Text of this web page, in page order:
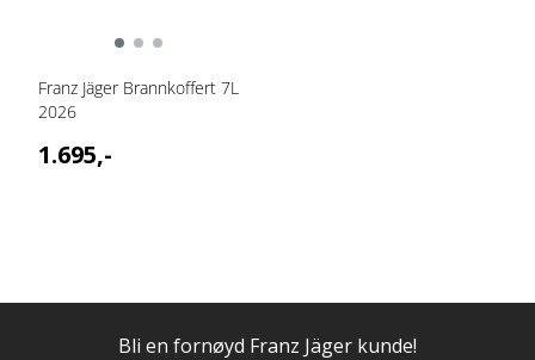
Franz Jäger Brannkoffert 7L
2026
1.695,-
Bli en fornøyd Franz Jäger kunde!